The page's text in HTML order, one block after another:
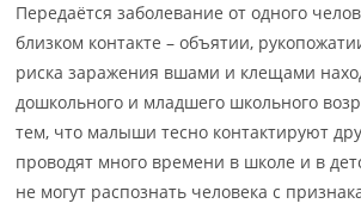
Передаётся заболевание от одного
близком контакте – объятии,
риска заражения вшами и клещами
дошкольного и младшего школьного
тем, что малыши тесно контактируют
проводят много времени в школе и в
не могут распознать человека с